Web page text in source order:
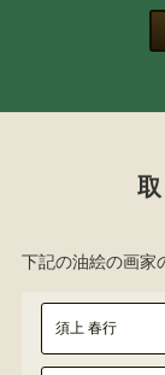
下記の油絵の画家
須上 春行